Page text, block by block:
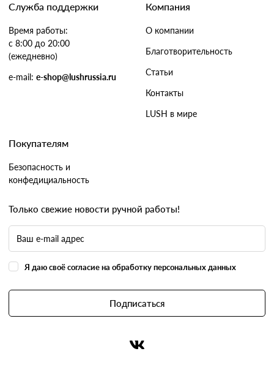
Служба поддержки
Время работы:
с 8:00 до 20:00
(ежедневно)
e-mail: e-shop@lushrussia.ru
Компания
О компании
Благотворительность
Статьи
Контакты
LUSH в мире
Покупателям
Безопасность и
конфедициальность
Только свежие новости ручной работы!
Я даю своё согласие на обработку персональных данных
Подписаться